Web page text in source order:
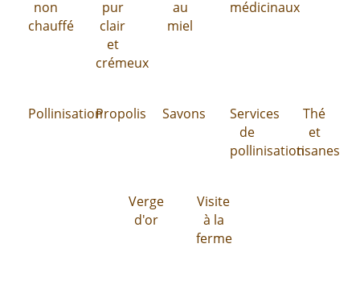
non
chauffé
pur
clair
et
crémeux
au
miel
médicinaux
PollinisationPropolis Savons
Services
de
pollinisation
Thé
et
tisanes
Verge
d'or
Visite
à la
ferme